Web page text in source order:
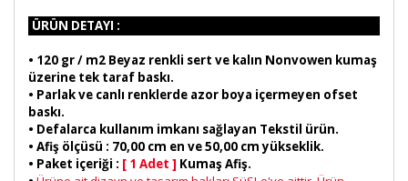
ÜRÜN DETAYI :
• 120 gr / m2 Beyaz renkli sert ve kalın Nonvowen kumaş
üzerine tek taraf baskı.
• Parlak ve canlı renklerde azor boya içermeyen ofset
baskı.
• Defalarca kullanım imkanı sağlayan Tekstil ürün.
• Afiş ölçüsü : 70,00 cm en ve 50,00 cm yükseklik.
• Paket içeriği : [ 1 Adet ] Kumaş Afiş.